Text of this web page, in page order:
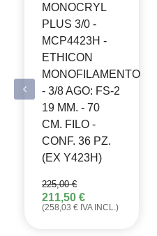
MONOCRYL
PLUS 3/0 -
MCP4423H -
ETHICON
MONOFILAMENTO
- 3/8 AGO: FS-2
19 MM. - 70
CM. FILO -
CONF. 36 PZ.
(EX Y423H)
225,00€
IL
PREZZO
211,50 €
IL
PREZZO
(258,03 € IVA INCL.)